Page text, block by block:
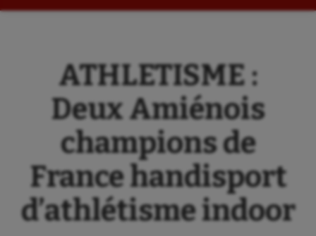
ATHLETISME :
Deux Amiénois
champions de
France handisport
d’athlétisme indoor